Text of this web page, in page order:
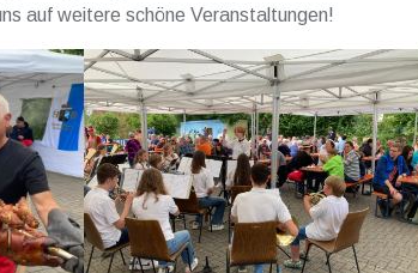
auf weitere schöne Veranstaltungen!